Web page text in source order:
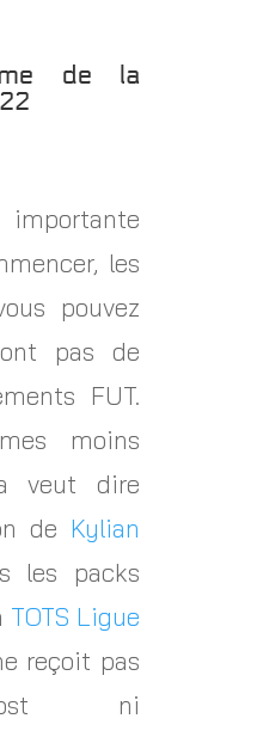
de la
les
pouvez
pas de
FUT.
moins
veut dire
de Kylian
les packs
TOTS Ligue
reçoit pas
ni